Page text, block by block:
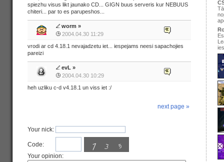
spiezhu visus likt jaunako CD... GIGN buus serveris kur NEBUUS
chiteri... par to es parupeshos...
worm »
2004.04.30 11:29
vrodi ar cd 4.18.1 nevajadzetu iet... iespejams neesi sapachojies
pareizi
evL »
2004.04.30 10:29
heh uzliku c-d v4.18.1 un viss iet :/
next page »
Your nick:
Code:
Your opinion: